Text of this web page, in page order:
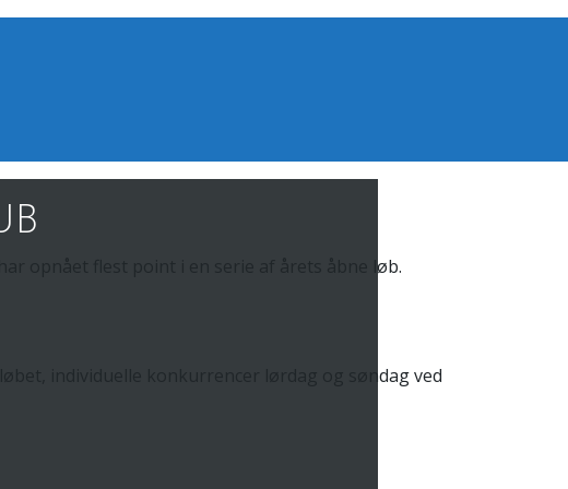
opnået flest point i en serie af årets åbne løb.
individuelle konkurrencer lørdag og søndag ved